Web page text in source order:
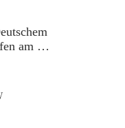
am …